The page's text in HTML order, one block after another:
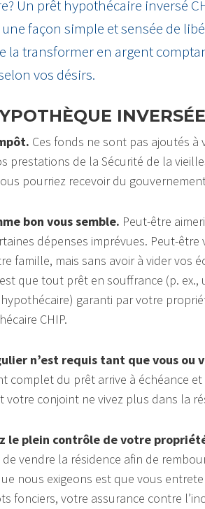
Un prêt hypothécaire inversé
façon simple et sensée de
la transformer en argent
vos désirs.
Ces fonds ne sont pas ajoutés à
prestations de la Sécurité de la
pourriez recevoir du
bon vous semble. Peut-être
dépenses imprévues. Peut-être
famille, mais sans avoir à vider vos
que tout prêt en souffrance (p. ex.,
garanti par votre
CHIP.
n’est requis tant que vous ou
complet du prêt arrive à échéance
conjoint ne vivez plus dans la
le plein contrôle de votre
vendre la résidence afin de
nous exigeons est que vous
fonciers, votre assurance contre